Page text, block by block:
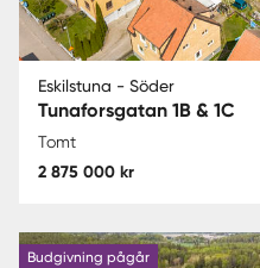
Eskilstuna - Söder
Tunaforsgatan 1B & 1C
Tomt
2 875 000 kr
Budgivning pågår